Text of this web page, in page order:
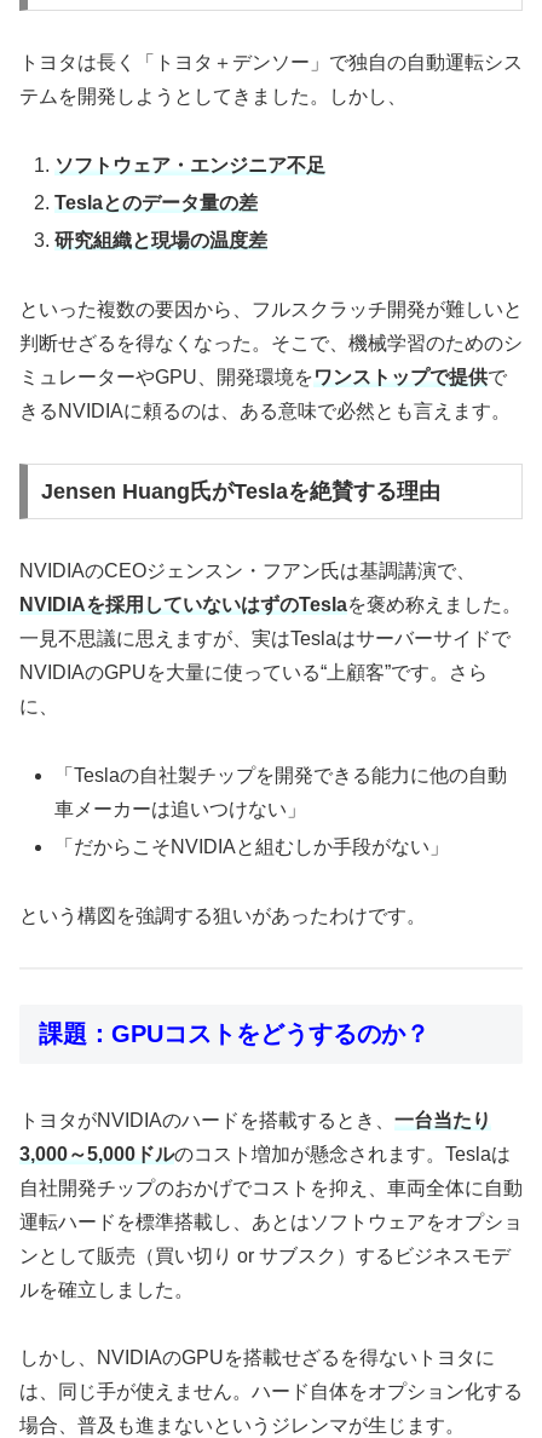
トヨタは長く「トヨタ＋デンソー」で独自の自動運転シス
テムを開発しようとしてきました。しかし、
ソフトウェア・エンジニア不足
Teslaとのデータ量の差
研究組織と現場の温度差
といった複数の要因から、フルスクラッチ開発が難しいと
判断せざるを得なくなった。そこで、機械学習のためのシ
ミュレーターやGPU、開発環境をワンストップで提供で
きるNVIDIAに頼るのは、ある意味で必然とも言えます。
Jensen Huang氏がTeslaを絶賛する理由
NVIDIAのCEOジェンスン・フアン氏は基調講演で、
NVIDIAを採用していないはずのTeslaを褒め称えました。
一見不思議に思えますが、実はTeslaはサーバーサイドで
NVIDIAのGPUを大量に使っている“上顧客”です。さら
に、
「Teslaの自社製チップを開発できる能力に他の自動
車メーカーは追いつけない」
「だからこそNVIDIAと組むしか手段がない」
という構図を強調する狙いがあったわけです。
課題：GPUコストをどうするのか？
トヨタがNVIDIAのハードを搭載するとき、 一台当たり
3,000～5,000ドルのコスト増加が懸念されます。Teslaは
自社開発チップのおかげでコストを抑え、車両全体に自動
運転ハードを標準搭載し、あとはソフトウェアをオプショ
ンとして販売（買い切り or サブスク）するビジネスモデ
ルを確立しました。
しかし、NVIDIAのGPUを搭載せざるを得ないトヨタに
は、同じ手が使えません。ハード自体をオプション化する
場合、普及も進まないというジレンマが生じます。